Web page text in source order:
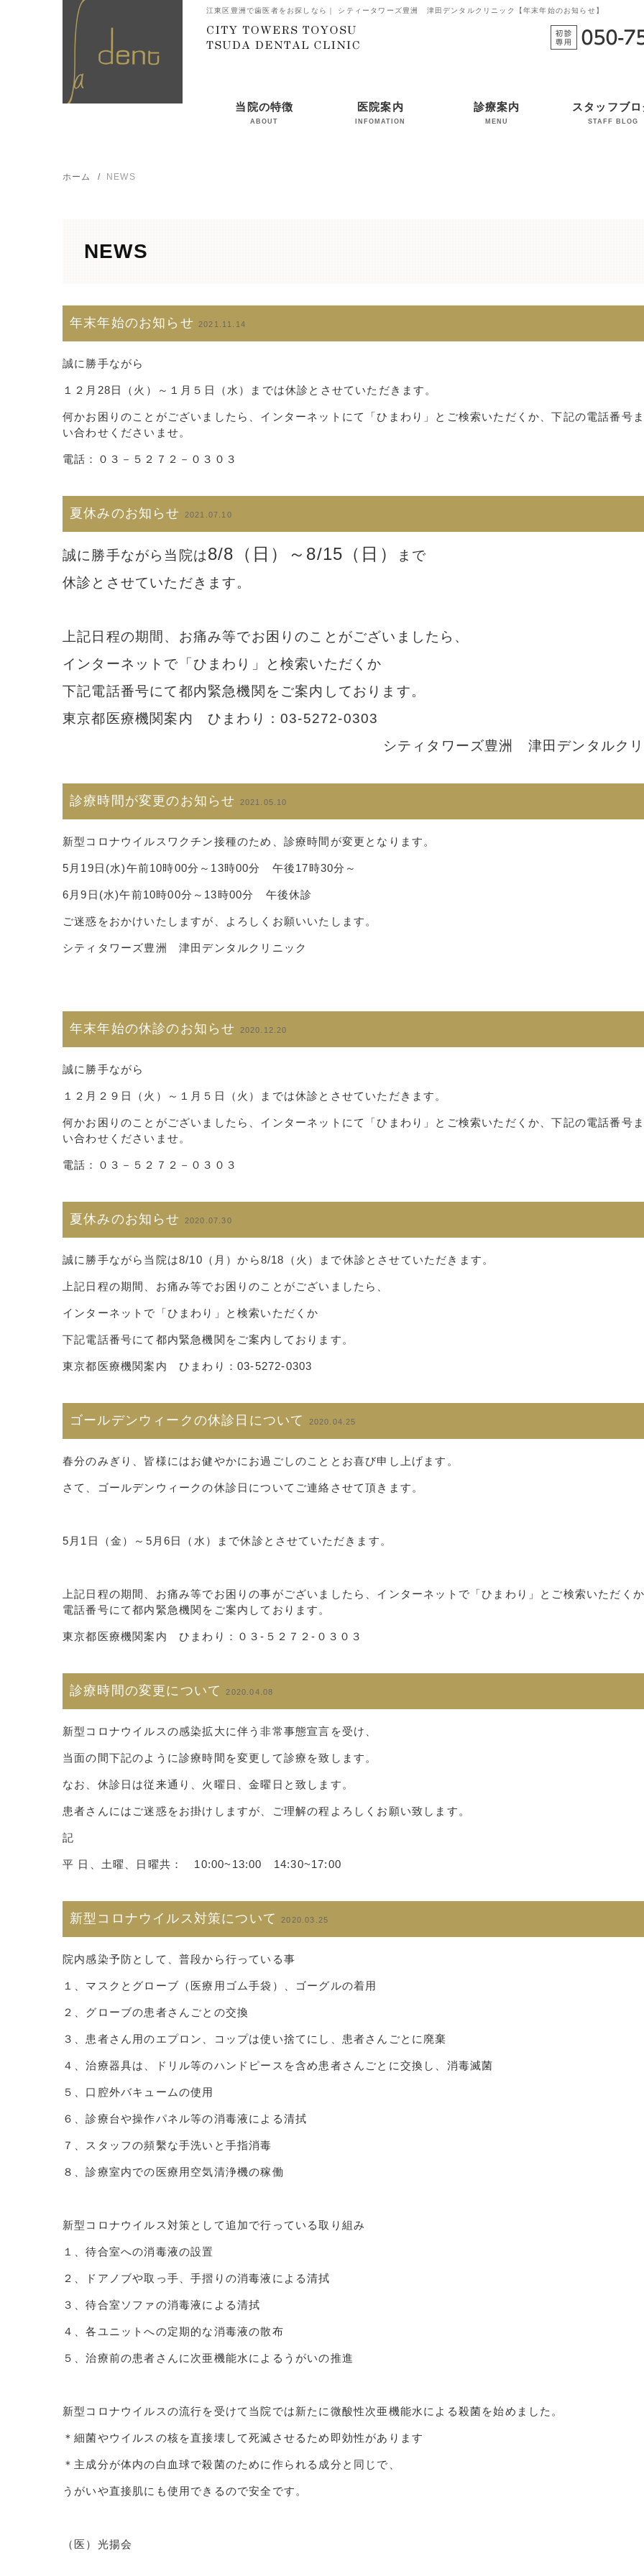
江東区豊洲で歯医者をお探しなら｜ シティータワーズ豊洲 津田デンタルクリニック【年末年始のお知らせ】
当院の特徴
ABOUT
医院案内
INFOMATION
診療案内
MENU
スタッフブ
STAFF BLOG
ホーム NEWS
NEWS
年末年始のお知らせ2021.11.14
誠に勝手ながら
１２月28日（火）～１月５日（水）までは休診とさせていただきます。
何かお困りのことがございましたら、インターネットにて「ひまわり」とご検索いただくか、下記の電話番号
い合わせくださいませ。
電話：０３－５２７２－０３０３
夏休みのお知らせ 2021.07.10
誠に勝手ながら当院は8/8（日）～8/15（日）
まで
休診とさせていただきます。
上記日程の期間、お痛み等でお困りのことがございましたら、
インターネットで「ひまわり」と検索いただくか
下記電話番号にて都内緊急機関をご案内しております。
東京都医療機関案内 ひまわり：03-5272-0303
シティタワーズ豊洲 津田デンタルク
診療時間が変更のお知らせ 2021.05.10
新型コロナウイルスワクチン接種のため、診療時間が変更となります。
5月19日(水)午前10時00分～13時00分 午後17時30分～
6月9日(水)午前10時00分～13時00分 午後休診
ご迷惑をおかけいたしますが、よろしくお願いいたします。
シティタワーズ豊洲 津田デンタルクリニック
年末年始の休診のお知らせ 2020.12.20
誠に勝手ながら
１２月２９日（火）～１月５日（火）までは休診とさせていただきます。
何かお困りのことがございましたら、インターネットにて「ひまわり」とご検索いただくか、下記の電話番号
い合わせくださいませ。
電話：０３－５２７２－０３０３
夏休みのお知らせ 2020.07.30
誠に勝手ながら当院は8/10（月）から8/18（火）まで休診とさせていただきます。
上記日程の期間、お痛み等でお困りのことがございましたら、
インターネットで「ひまわり」と検索いただくか
下記電話番号にて都内緊急機関をご案内しております。
東京都医療機関案内 ひまわり：03-5272-0303
ゴールデンウィークの休診日について 2020.04.25
春分のみぎり、皆様にはお健やかにお過ごしのこととお喜び申し上げます。
さて、ゴールデンウィークの休診日についてご連絡させて頂きます。
5月1日（金）～5月6日（水）まで休診とさせていただきます。
上記日程の期間、お痛み等でお困りの事がございましたら、インターネットで「ひまわり」とご検索いただく
電話番号にて都内緊急機関をご案内しております。
東京都医療機関案内 ひまわり：０３-５２７２-０３０３
診療時間の変更について2020.04.08
新型コロナウイルスの感染拡大に伴う非常事態宣言を受け、
当面の間下記のように診療時間を変更して診療を致します。
なお、休診日は従来通り、火曜日、金曜日と致します。
患者さんにはご迷惑をお掛けしますが、ご理解の程よろしくお願い致します。
記
平 日、土曜、日曜共： 10:00~13:00 14:30~17:00
新型コロナウイルス対策について2020.03.25
院内感染予防として、普段から行っている事
１、マスクとグローブ（医療用ゴム手袋）、ゴーグルの着用
２、グローブの患者さんごとの交換
３、患者さん用のエプロン、コップは使い捨てにし、患者さんごとに廃棄
４、治療器具は、ドリル等のハンドピースを含め患者さんごとに交換し、消毒滅菌
５、口腔外バキュームの使用
６、診療台や操作パネル等の消毒液による清拭
７、スタッフの頻繫な手洗いと手指消毒
８、診療室内での医療用空気清浄機の稼働
新型コロナウイルス対策として追加で行っている取り組み
１、待合室への消毒液の設置
２、ドアノブや取っ手、手摺りの消毒液による清拭
３、待合室ソファの消毒液による清拭
４、各ユニットへの定期的な消毒液の散布
５、治療前の患者さんに次亜機能水によるうがいの推進
新型コロナウイルスの流行を受けて当院では新たに微酸性次亜機能水による殺菌を始めました。
＊細菌やウイルスの核を直接壊して死滅させるため即効性があります
＊主成分が体内の白血球で殺菌のために作られる成分と同じで、
うがいや直接肌にも使用できるので安全です。
（医）光揚会